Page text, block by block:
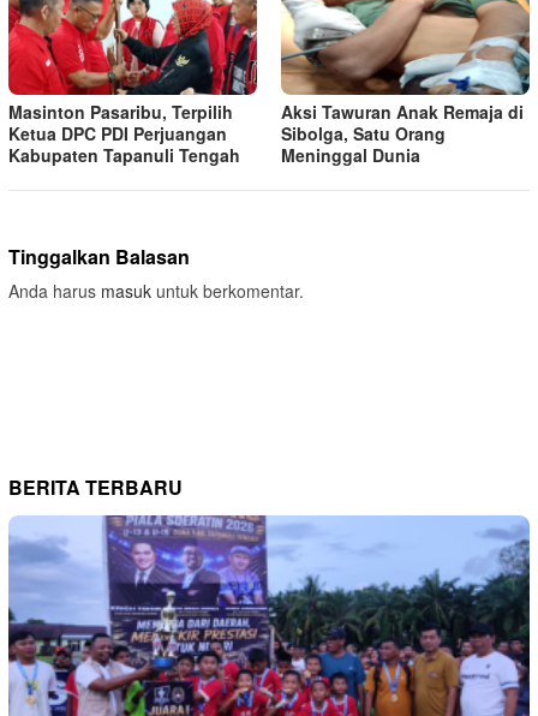
Masinton Pasaribu, Terpilih
Ketua DPC PDI Perjuangan
Kabupaten Tapanuli Tengah
Aksi Tawuran Anak Remaja di
Sibolga, Satu Orang
Meninggal Dunia
Tinggalkan Balasan
Anda harus masuk untuk berkomentar.
BERITA TERBARU